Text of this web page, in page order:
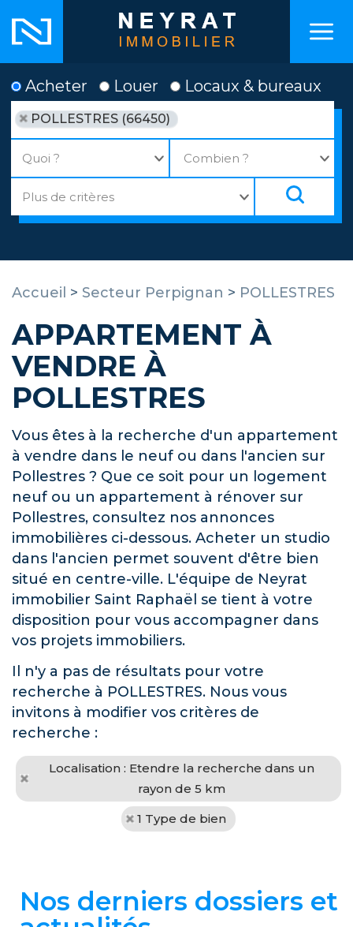
Acheter Louer Locaux & bureaux
POLLESTRES (66450)
Accueil > Secteur Perpignan > POLLESTRES
APPARTEMENT À
VENDRE À
POLLESTRES
Vous êtes à la recherche d'un appartement
à vendre dans le neuf ou dans l'ancien sur
Pollestres ? Que ce soit pour un logement
neuf ou un appartement à rénover sur
Pollestres, consultez nos annonces
immobilières ci-dessous. Acheter un studio
dans l'ancien permet souvent d'être bien
situé en centre-ville. L'équipe de Neyrat
immobilier Saint Raphaël se tient à votre
disposition pour vous accompagner dans
vos projets immobiliers.
Il n'y a pas de résultats pour votre
recherche à POLLESTRES. Nous vous
invitons à modifier vos critères de
recherche :
Localisation : Etendre la recherche dans un
rayon de 5 km
1 Type de bien
Nos derniers dossiers et